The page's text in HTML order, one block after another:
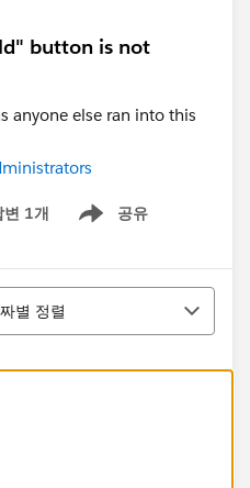
button is not
anyone else ran into this
변 1개 공유
Show menu
별 정렬